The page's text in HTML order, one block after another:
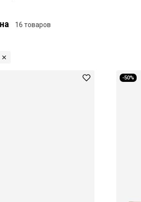
16 товаров
-50%